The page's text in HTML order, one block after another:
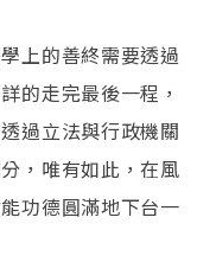
上的善終需要透過
的走完最後一程，
過立法與行政機關
，唯有如此，在風
功德圓滿地下台一